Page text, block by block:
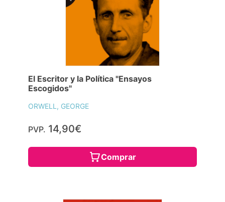
El Escritor y la Política "Ensayos
Escogidos"
ORWELL, GEORGE
PVP. 14,90€
Comprar